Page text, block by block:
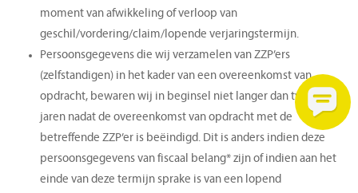
moment van afwikkeling of verloop van
geschil/vordering/claim/lopende verjaringstermijn.
Persoonsgegevens die wij verzamelen van ZZP’ers
(zelfstandigen) in het kader van een overeenkomst van
opdracht, bewaren wij in beginsel niet langer dan twee
jaren nadat de overeenkomst van opdracht met de
betreffende ZZP’er is beëindigd. Dit is anders indien deze
persoonsgegevens van fiscaal belang* zijn of indien aan het
einde van deze termijn sprake is van een lopend